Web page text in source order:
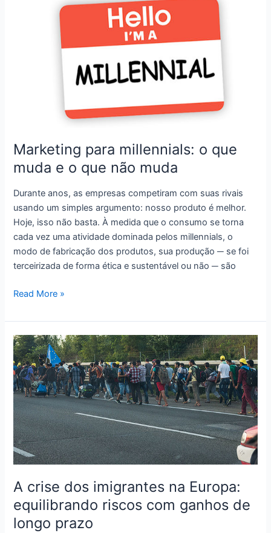
Marketing para millennials: o que
muda e o que não muda
Durante anos, as empresas competiram com suas rivais
usando um simples argumento: nosso produto é melhor.
Hoje, isso não basta. À medida que o consumo se torna
cada vez uma atividade dominada pelos millennials, o
modo de fabricação dos produtos, sua produção ─ se foi
terceirizada de forma ética e sustentável ou não ─ são
Marketing
millennials:
o
que
muda
e
o
que
não
muda
Read More »
A crise dos imigrantes na Europa:
equilibrando riscos com ganhos de
longo prazo